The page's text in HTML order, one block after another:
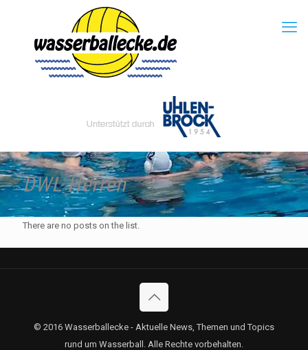
DWL Herren
There are no posts on the list.
© 2016 Wasserballecke - Aktuelle News, Themen und Topics
rund um Wasserball. Alle Rechte vorbehalten.